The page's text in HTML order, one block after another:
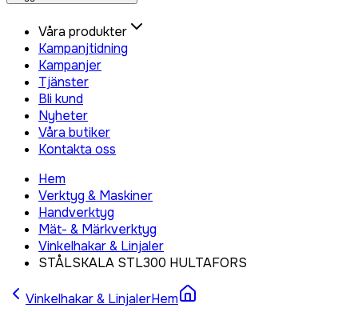
Våra produkter
Kampanjtidning
Kampanjer
Tjänster
Bli kund
Nyheter
Våra butiker
Kontakta oss
Hem
Verktyg & Maskiner
Handverktyg
Mät- & Märkverktyg
Vinkelhakar & Linjaler
STÅLSKALA STL300 HULTAFORS
Vinkelhakar & LinjalerHem